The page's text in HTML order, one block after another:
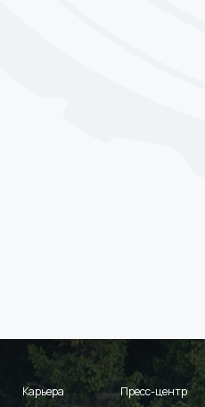
Карьера Пресс-центр